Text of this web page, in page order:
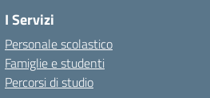
I Servizi
Personale scolastico
Famiglie e studenti
Percorsi di studio